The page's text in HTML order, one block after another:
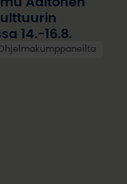
14.-16.8.